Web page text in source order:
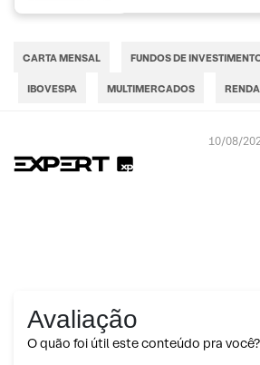
CARTA MENSAL FUNDOS DE
IBOVESPA MULTIMERCADOS
10/08/
Avaliação
O quão foi útil este conteúdo pra você?